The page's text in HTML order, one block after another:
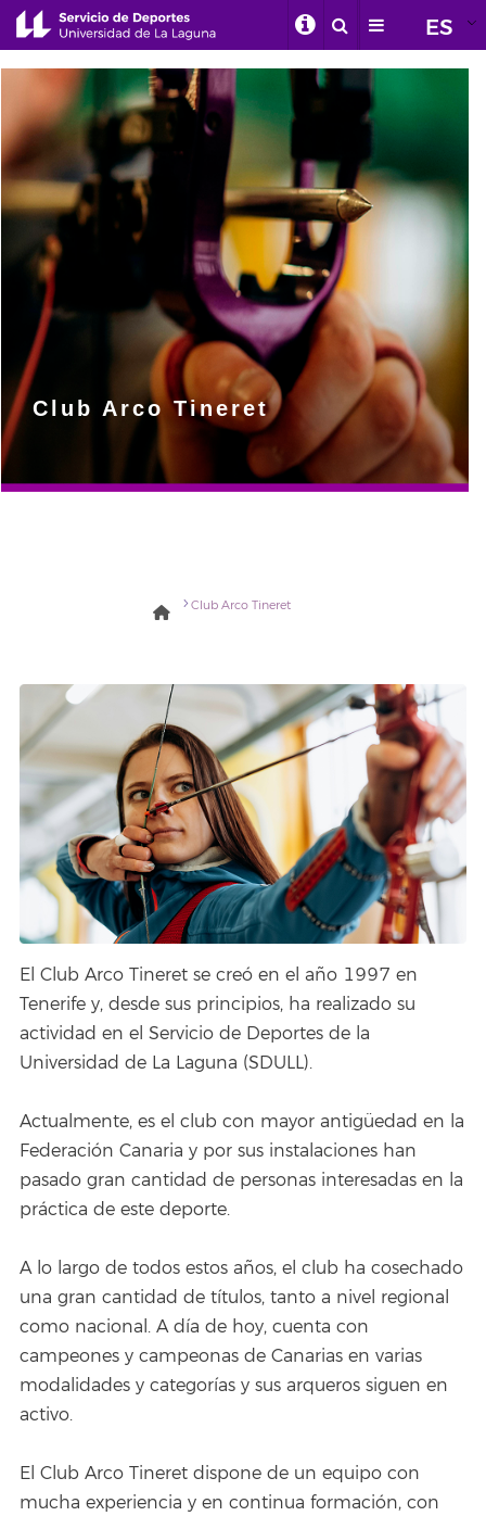
ES
Club Arco Tineret
Club Arco Tineret
El Club Arco Tineret se creó en el año 1997 en
Tenerife y, desde sus principios, ha realizado su
actividad en el Servicio de Deportes de la
Universidad de La Laguna (SDULL).
Actualmente, es el club con mayor antigüedad en la
Federación Canaria y por sus instalaciones han
pasado gran cantidad de personas interesadas en la
práctica de este deporte.
A lo largo de todos estos años, el club ha cosechado
una gran cantidad de títulos, tanto a nivel regional
como nacional. A día de hoy, cuenta con
campeones y campeonas de Canarias en varias
modalidades y categorías y sus arqueros siguen en
activo.
El Club Arco Tineret dispone de un equipo con
mucha experiencia y en continua formación, con